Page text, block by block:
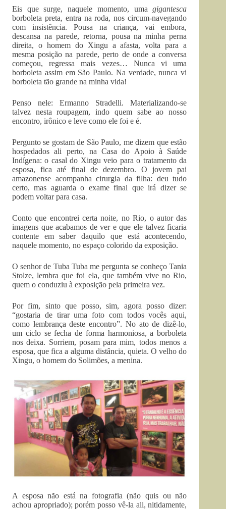
Eis que surge, naquele momento, umagigantesca
borboleta preta, entra na roda, nos circum-navegando
com insistência. Pousa na criança, vai embora,
descansa na parede, retorna, pousa na minha perna
direita, o homem do Xingu a afasta, volta para a
mesma posição na parede, perto de onde a conversa
começou, regressa mais vezes… Nunca vi uma
borboleta assim em São Paulo. Na verdade, nunca vi
borboleta tão grande na minha vida!
Penso nele: Ermanno Stradelli. Materializando-se
talvez nesta roupagem, indo quem sabe ao nosso
encontro, irônico e leve como ele foi e é.
Pergunto se gostam de São Paulo, me dizem que estão
hospedados ali perto, na Casa do Apoio à Saúde
Indígena: o casal do Xingu veio para o tratamento da
esposa, fica até final de dezembro. O jovem pai
amazonense acompanha cirurgia da filha: deu tudo
certo, mas aguarda o exame final que irá dizer se
podem voltar para casa.
Conto que encontrei certa noite, no Rio, o autor das
imagens que acabamos de ver e que ele talvez ficaria
contente em saber daquilo que está acontecendo,
naquele momento, no espaço colorido da exposição.
O senhor de Tuba Tuba me pergunta se conheço Tania
Stolze, lembra que foi ela, que também vive no Rio,
quem o conduziu à exposição pela primeira vez.
Por fim, sinto que posso, sim, agora posso dizer:
“gostaria de tirar uma foto com todos vocês aqui,
como lembrança deste encontro”. No ato de dizê-lo,
um ciclo se fecha de forma harmoniosa, a borboleta
nos deixa. Sorriem, posam para mim, todos menos a
esposa, que fica a alguma distância, quieta. O velho do
Xingu, o homem do Solimões, a menina.
A esposa não está na fotografia (não quis ou não
achou apropriado); porém posso vê-la ali, nitidamente,